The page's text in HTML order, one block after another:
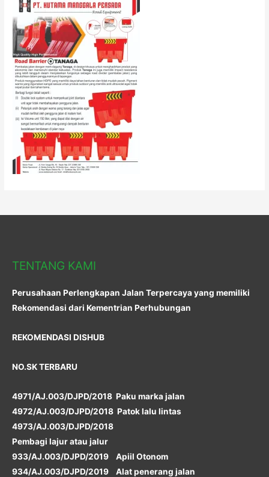
TENTANG KAMI
Perusahaan Perlengkapan Jalan Terpercaya yang memiliki
Rekomendasi dari Kementrian Perhubungan
REKOMENDASI DISHUB
NO.SK TERBARU
4971/AJ.003/DJPD/2018 Paku marka jalan
4972/AJ.003/DJPD/2018 Patok lalu lintas
4973/AJ.003/DJPD/2018
Pembagi lajur atau jalur
933/AJ.003/DJPD/2019 Apiil Otonom
934/AJ.003/DJPD/2019 Alat penerang jalan